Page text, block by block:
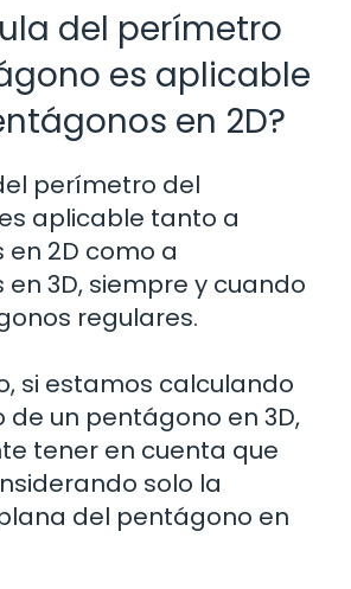
del perímetro
es aplicable
en 2D?
perímetro del
aplicable tanto a
2D como a
3D, siempre y cuando
regulares.
si estamos calculando
un pentágono en 3D,
tener en cuenta que
solo la
del pentágono en